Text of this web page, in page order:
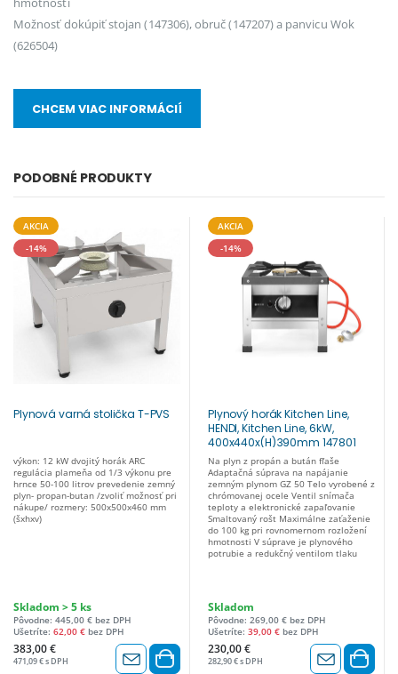
hmotnosti
Možnosť dokúpiť stojan (147306), obruč (147207) a panvicu Wok
(626504)
CHCEM VIAC INFORMÁCIÍ
PODOBNÉ PRODUKTY
AKCIA
-14%
Plynová varná stolička T-PVS
výkon: 12 kW dvojitý horák ARC
regulácia plameňa od 1/3 výkonu pre
hrnce 50-100 litrov prevedenie zemný
plyn- propan-butan /zvoliť možnosť pri
nákupe/ rozmery: 500x500x460 mm
(šxhxv)
Skladom > 5 ks
Pôvodne: 445,00 € bez DPH
Ušetríte: 62,00 € bez DPH
383,00 €
471,09 € s DPH
AKCIA
-14%
Plynový horák Kitchen Line,
HENDI, Kitchen Line, 6kW,
400x440x(H)390mm 147801
Na plyn z propán a bután fľaše
Adaptačná súprava na napájanie
zemným plynom GZ 50 Telo vyrobené z
chrómovanej ocele Ventil snímača
teploty a elektronické zapaľovanie
Smaltovaný rošt Maximálne zaťaženie
do 100 kg pri rovnomernom rozložení
hmotnosti V súprave je plynového
potrubie a redukčný ventilom tlaku
Skladom
Pôvodne: 269,00 € bez DPH
Ušetríte: 39,00 € bez DPH
230,00 €
282,90 € s DPH